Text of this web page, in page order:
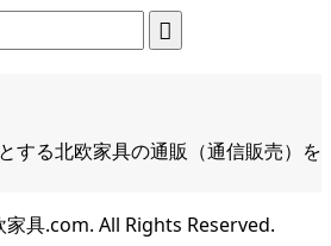
する北欧家具の通販（通信販売）を
家具.com. All Rights Reserved.